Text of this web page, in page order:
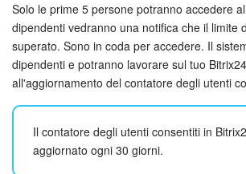
CRM
Prenotazione online
Contact Center
Sales Center
Solo le prime 5 persone potranno accedere
dipendenti vedranno una notifica che il limite
superato. Sono in coda per accedere. Il
dipendenti e potranno lavorare sul tuo
all'aggiornamento del contatore degli utenti
Il contatore degli utenti consentiti in
aggiornato ogni 30 giorni.